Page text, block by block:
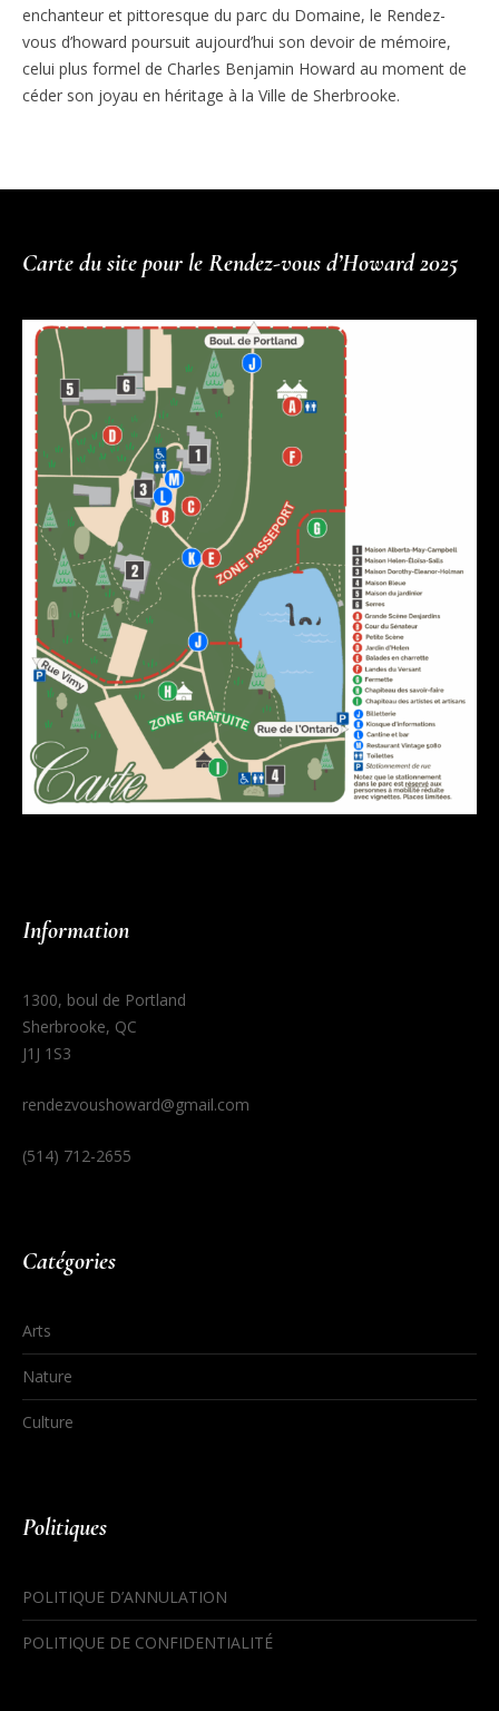
enchanteur et pittoresque du parc du Domaine, le Rendez-
vous d’howard poursuit aujourd’hui son devoir de mémoire,
celui plus formel de Charles Benjamin Howard au moment de
céder son joyau en héritage à la Ville de Sherbrooke.
Carte du site pour le Rendez-vous d’Howard 2025
Information
1300, boul de Portland
Sherbrooke, QC
J1J 1S3
rendezvoushoward@gmail.com
(514) 712-2655
Catégories
Arts
Nature
Culture
Politiques
POLITIQUE D’ANNULATION
POLITIQUE DE CONFIDENTIALITÉ